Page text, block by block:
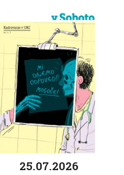
25.07.2026